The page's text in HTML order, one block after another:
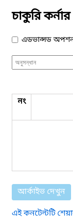
চাকুরি কর্নার
এডভান্সড
নং
আর্কাইভ দেখুন
এই কনটেন্টটি